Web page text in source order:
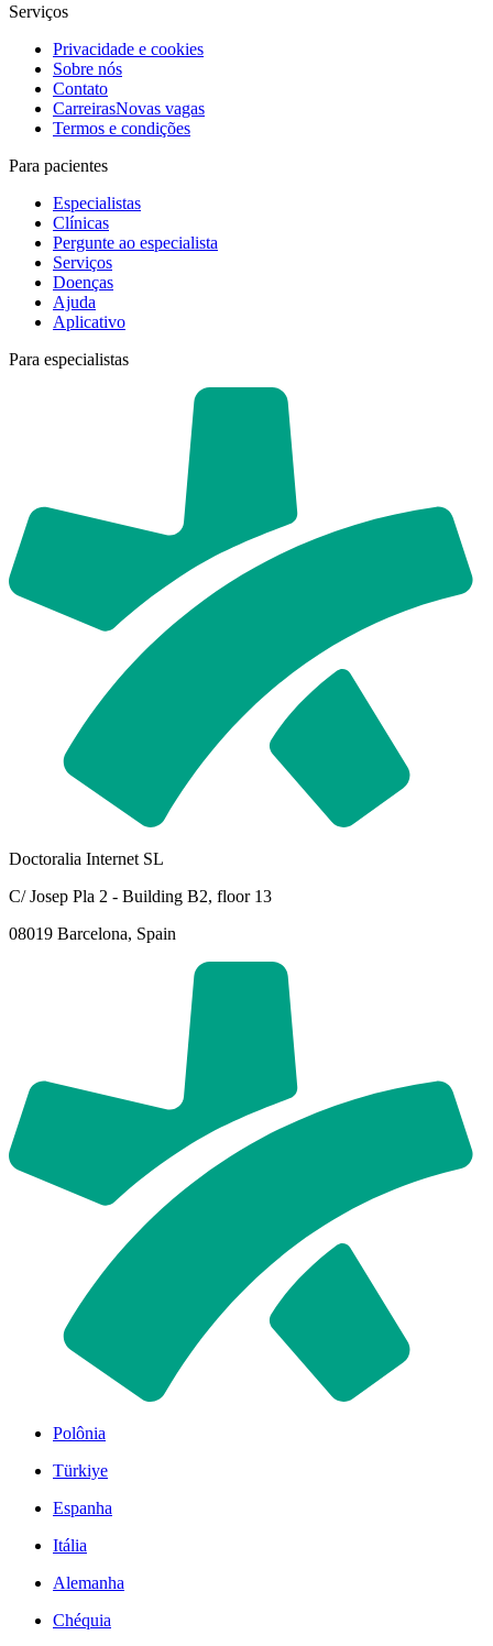
Serviços
Privacidade e cookies
Sobre nós
Contato
CarreirasNovas vagas
Termos e condições
Para pacientes
Especialistas
Clínicas
Pergunte ao especialista
Serviços
Doenças
Ajuda
Aplicativo
Para especialistas
Doctoralia Internet SL
C/ Josep Pla 2 - Building B2, floor 13
08019 Barcelona, Spain
Polônia
Türkiye
Espanha
Itália
Alemanha
Chéquia